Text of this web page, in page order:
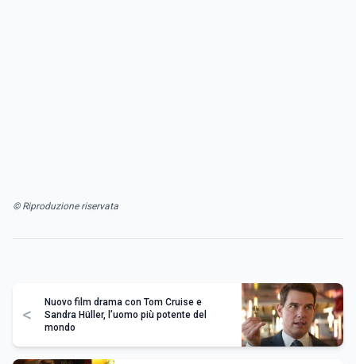
© Riproduzione riservata
<
Nuovo film drama con Tom Cruise e
Sandra Hüller, l’uomo più potente del
mondo